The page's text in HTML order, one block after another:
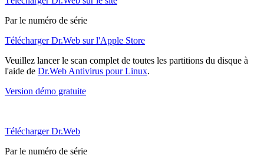
Par le numéro de série
Télécharger Dr.Web sur l'Apple Store
Veuillez lancer le scan complet de toutes les partitions du disque à
l'aide de Dr.Web Antivirus pour Linux.
Version démo gratuite
Télécharger Dr.Web
Par le numéro de série